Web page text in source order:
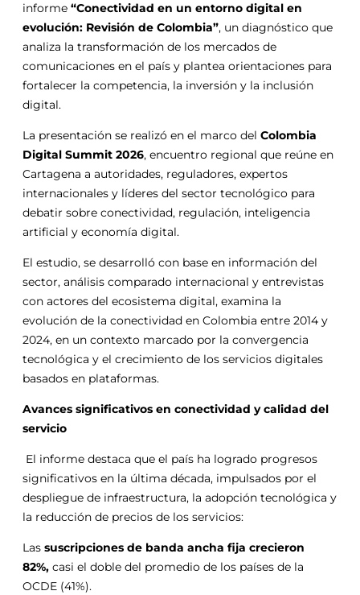
informe “Conectividad en un entorno digital en
evolución: Revisión de Colombia”, un diagnóstico que
analiza la transformación de los mercados de
comunicaciones en el país y plantea orientaciones para
fortalecer la competencia, la inversión y la inclusión
digital.
La presentación se realizó en el marco del Colombia
Digital Summit 2026, encuentro regional que reúne en
Cartagena a autoridades, reguladores, expertos
internacionales y líderes del sector tecnológico para
debatir sobre conectividad, regulación, inteligencia
artificial y economía digital.
El estudio, se desarrolló con base en información del
sector, análisis comparado internacional y entrevistas
con actores del ecosistema digital, examina la
evolución de la conectividad en Colombia entre 2014 y
2024, en un contexto marcado por la convergencia
tecnológica y el crecimiento de los servicios digitales
basados en plataformas.
Avances significativos en conectividad y calidad del
servicio
El informe destaca que el país ha logrado progresos
significativos en la última década, impulsados por el
despliegue de infraestructura, la adopción tecnológica y
la reducción de precios de los servicios:
Las suscripciones de banda ancha fija crecieron
82%, casi el doble del promedio de los países de la
OCDE (41%).